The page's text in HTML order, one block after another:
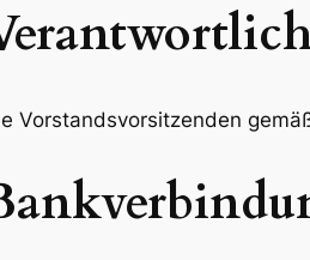
Vorstandsvorsitzenden